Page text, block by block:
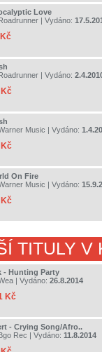
Love
| Vydáno:
| Vydáno:
Music | Vydáno:
On Fire
Music | Vydáno:
TITULY V
- Hunting Party
| Vydáno: 26.8.2014
Kč
- Crying Song/Afro..
Rec | Vydáno: 11.8.2014